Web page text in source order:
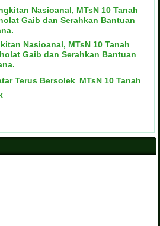
Nasioanal, MTsN 10 Tanah
Gaib dan Serahkan Bantuan
MTsN 10 Tanah